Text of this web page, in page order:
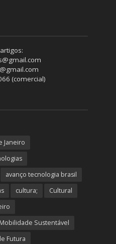
(comercial)
Janeiro
avanço tecnologia brasil
cultura;
Cultural
Sustentável
Futura